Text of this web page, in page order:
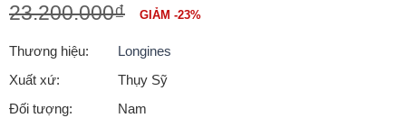
23.200.000₫ GIẢM -23%
Thương hiệu:
Longines
Xuất xứ:
Thụy Sỹ
Đối tượng:
Nam